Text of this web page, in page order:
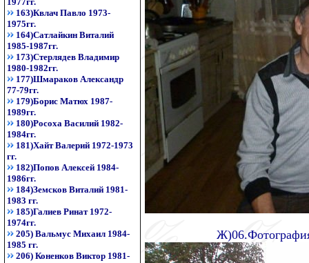
163)Квлач Павло 1973-
1975гг.
164)Сатлайкин Виталий
1985-1987гг.
173)Стерлядев Владимир
1980-1982гг.
177)Шмараков Александр
77-79гг.
179)Борис Матюх 1987-
1989гг.
180)Росоха Василий 1982-
1984гг.
181)Хайт Валерий 1972-1973
гг.
182)Попов Алексей 1984-
1986гг.
184)Земсков Виталий 1981-
1983 гг.
185)Галиев Ринат 1972-
1974гг.
205) Вальмус Михаил 1984-
1985 гг.
206) Коненков Виктор 1981-